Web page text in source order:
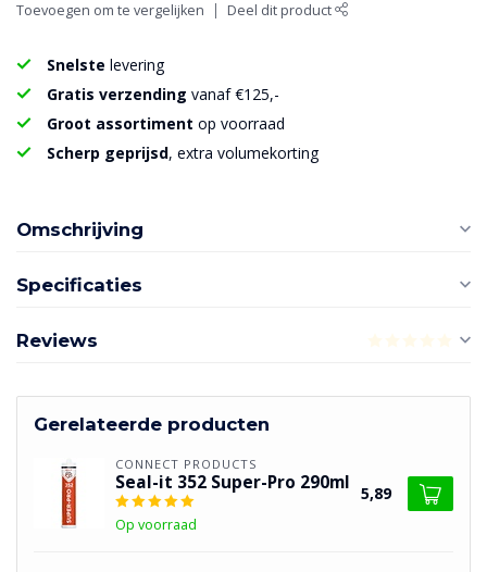
Toevoegen om te vergelijken Deel dit product
Snelste levering
Gratis verzending vanaf €125,-
Groot assortiment op voorraad
Scherp geprijsd, extra volumekorting
Omschrijving
Specificaties
Reviews
Gerelateerde producten
CONNECT PRODUCTS
Seal-it 352 Super-Pro 290ml
Op voorraad
5,89